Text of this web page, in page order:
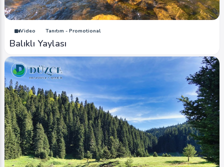
Ahmet Bozdemir 0 1076 0
Video Tanıtım - Promotional
Balıklı Yaylası